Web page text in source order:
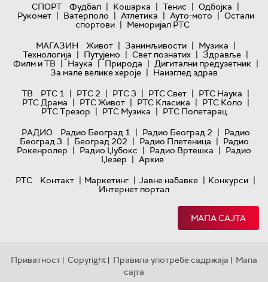
СПОРТ
Фудбал | Кошарка | Тенис | Одбојка |
Рукомет | Ватерполо | Атлетика | Ауто-мото | Остали
спортови | Меморијал РТС
МАГАЗИН
Живот | Занимљивости | Музика |
Технологијa | Путујемо | Свет познатих | Здравље |
Филм и ТВ | Наука | Природа | Дигитални предузетник |
За мале велике хероје | Наизглед здрав
ТВ
РТС 1 | РТС 2 | РТС 3 | РТС Свет | РТС Наука |
РТС Драма | РТС Живот | РТС Класика | РТС Коло |
РТС Трезор | РТС Музика | РТС Полетарац
РАДИО
Радио Београд 1 | Радио Београд 2 | Радио
Београд 3 | Београд 202 | Радио Плетеница | Радио
Рокенролер | Радио Џубокс | Радио Вртешка | Радио
Џезер | Архив
РТС
Контакт | Маркетинг | Јавне набавке | Конкурси |
Интернет портал
МАПА САЈТА
Приватност | Copyright | Правила употребе садржаја | Мапа
сајта